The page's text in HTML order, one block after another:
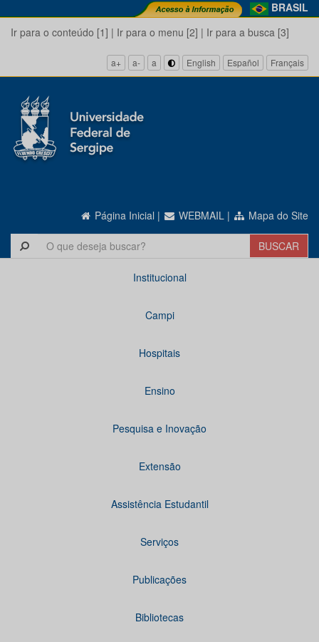
BRASIL
Ir para o conteúdo [1] | Ir para o menu [2] | Ir para a busca [3]
a+ a- a English Español Français
Página Inicial | WEBMAIL | Mapa do Site
Institucional
Campi
Hospitais
Ensino
Pesquisa e Inovação
Extensão
Assistência Estudantil
Serviços
Publicações
Bibliotecas